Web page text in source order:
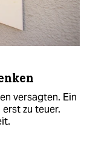
versagten. Ein
zu teuer.